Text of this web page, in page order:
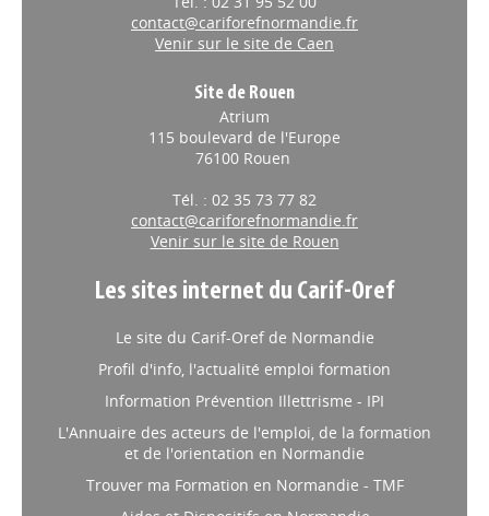
contact@cariforefnormandie.fr
Venir sur le site de Caen
Site de Rouen
Atrium
115 boulevard de l'Europe
76100 Rouen
Tél. : 02 35 73 77 82
contact@cariforefnormandie.fr
Venir sur le site de Rouen
Les sites internet du Carif-Oref
Le site du Carif-Oref de Normandie
Profil d'info, l'actualité emploi formation
Information Prévention Illettrisme - IPI
L'Annuaire des acteurs de l'emploi, de la formation
et de l'orientation en Normandie
Trouver ma Formation en Normandie - TMF